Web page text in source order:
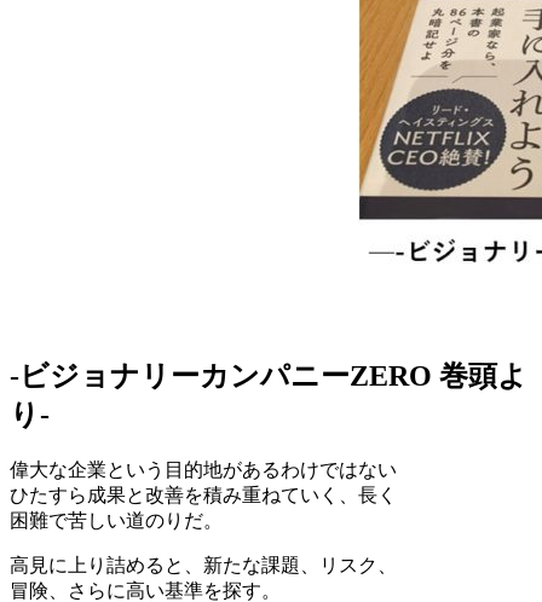
-ビジョナリーカンパニーZERO 巻頭よ
り-
偉大な企業という目的地があるわけではない
ひたすら成果と改善を積み重ねていく、長く
困難で苦しい道のりだ。
高見に上り詰めると、新たな課題、リスク、
冒険、さらに高い基準を探す。